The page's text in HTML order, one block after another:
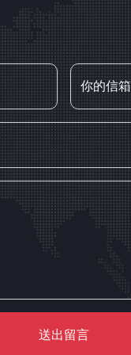
你的信箱
送出留言